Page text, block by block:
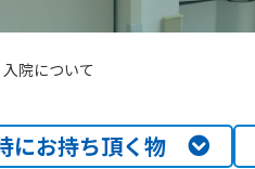
入院について
にお持ち頂く物